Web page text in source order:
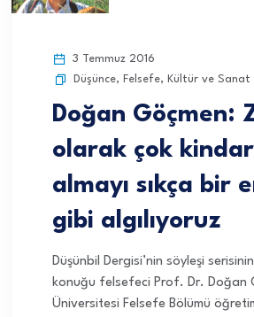
3 Temmuz 2016
Düşünce, Felsefe, Kültür ve Sanat
Doğan Göçmen:
olarak çok
almayı sıkça bir
gibi algılıyoruz
Düşünbil Dergisi’nin söyleşi
konuğu felsefeci Prof. Dr. Doğan
Üniversitesi Felsefe Bölümü